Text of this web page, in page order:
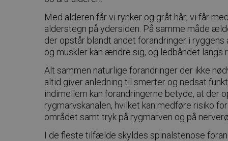
Med alderen får vi rynker og gråt hår; vi får
alderstegn på ydersiden. På samme måde
der opstår blandt andet forandringer i ryggens
og muskler kan ændre sig, og ledbåndet langs
Alt sammen naturlige forandringer der ikke
altid giver anledning til smerter og nedsat
indimellem kan forandringerne betyde, at der
rygmarvskanalen, hvilket kan medføre risiko
området samt tryk på rygmarven og på
I de fleste tilfælde skyldes spinalstenose